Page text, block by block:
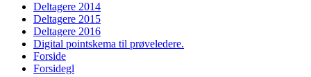
Deltagere 2014
Deltagere 2015
Deltagere 2016
Digital pointskema til prøveledere.
Forside
Forsidegl